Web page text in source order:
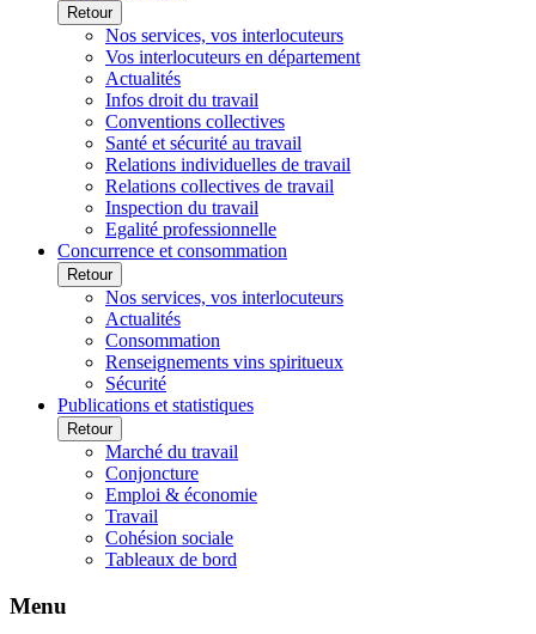
Retour
Nos services, vos interlocuteurs
Vos interlocuteurs en département
Actualités
Infos droit du travail
Conventions collectives
Santé et sécurité au travail
Relations individuelles de travail
Relations collectives de travail
Inspection du travail
Egalité professionnelle
Concurrence et consommation
Retour
Nos services, vos interlocuteurs
Actualités
Consommation
Renseignements vins spiritueux
Sécurité
Publications et statistiques
Retour
Marché du travail
Conjoncture
Emploi & économie
Travail
Cohésion sociale
Tableaux de bord
Menu